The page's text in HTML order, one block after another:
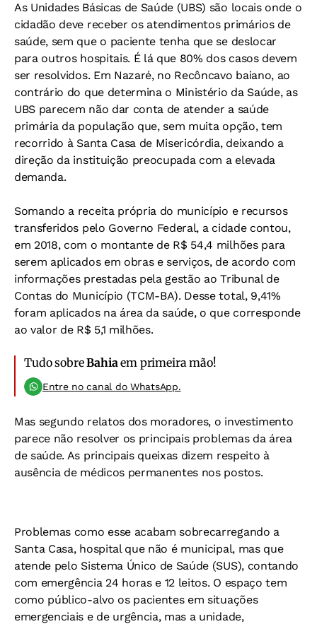
As Unidades Básicas de Saúde (UBS) são locais onde o
cidadão deve receber os atendimentos primários de
saúde, sem que o paciente tenha que se deslocar
para outros hospitais. É lá que 80% dos casos devem
ser resolvidos. Em Nazaré, no Recôncavo baiano, ao
contrário do que determina o Ministério da Saúde, as
UBS parecem não dar conta de atender a saúde
primária da população que, sem muita opção, tem
recorrido à Santa Casa de Misericórdia, deixando a
direção da instituição preocupada com a elevada
demanda.
Somando a receita própria do município e recursos
transferidos pelo Governo Federal, a cidade contou,
em 2018, com o montante de R$ 54,4 milhões para
serem aplicados em obras e serviços, de acordo com
informações prestadas pela gestão ao Tribunal de
Contas do Município (TCM-BA). Desse total, 9,41%
foram aplicados na área da saúde, o que corresponde
ao valor de R$ 5,1 milhões.
Tudo sobreBahiaem primeira mão!
Entre no canal do WhatsApp.
Mas segundo relatos dos moradores, o investimento
parece não resolver os principais problemas da área
de saúde. As principais queixas dizem respeito à
ausência de médicos permanentes nos postos.
Problemas como esse acabam sobrecarregando a
Santa Casa, hospital que não é municipal, mas que
atende pelo Sistema Único de Saúde (SUS), contando
com emergência 24 horas e 12 leitos. O espaço tem
como público-alvo os pacientes em situações
emergenciais e de urgência, mas a unidade,